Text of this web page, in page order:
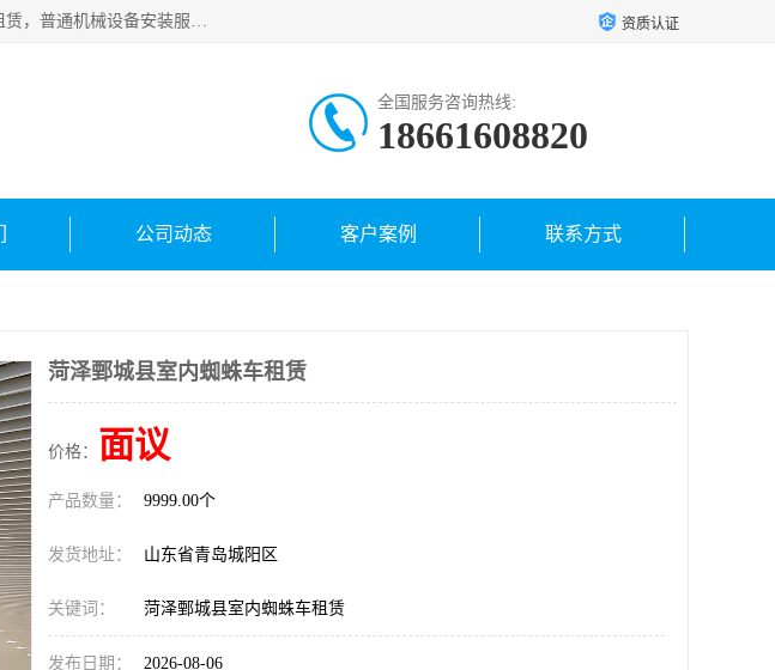
青岛高晟工程机械租赁有限公司成立于2015年，注册地位于山东省青岛市。经营范围包括：机械设备租赁，普通机械设备安装服务，电子、机械设备维护，专用设备修理，通用设备修理，机械设备销售，环境保护专用设备销售，建筑材料销售，专业保洁、清洗、消毒服务，劳动保护用品销售，信息技术咨询服务，汽车拖车、求援、清障服务，物业管理；工程管理服务，货物进出口，技术进出口，汽车销售，新能源汽车整车销售等。 资质认证
全国服务咨询热线:
18661608820
公司动态 客户案例 联系方式
菏泽鄄城县室内蜘蛛车租赁
价格： 面议
产品数量： 9999.00个
发货地址： 山东省青岛城阳区
关键词： 菏泽鄄城县室内蜘蛛车租赁
发布日期： 2026-08-06